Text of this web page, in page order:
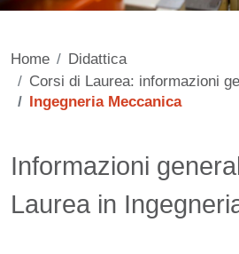
Home
Didattica
Corsi di Laurea: informazioni
Ingegneria Meccanica
Contenuto
Informazioni
Laurea in